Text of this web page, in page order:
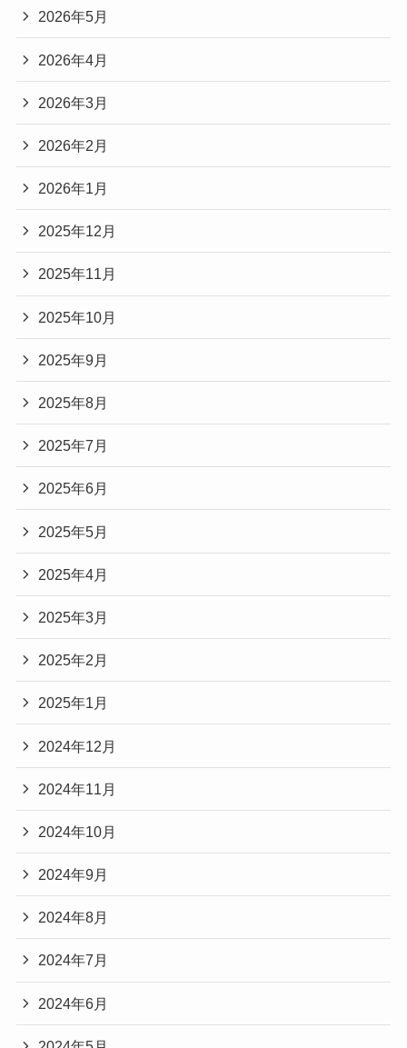
2026年5月
2026年4月
2026年3月
2026年2月
2026年1月
2025年12月
2025年11月
2025年10月
2025年9月
2025年8月
2025年7月
2025年6月
2025年5月
2025年4月
2025年3月
2025年2月
2025年1月
2024年12月
2024年11月
2024年10月
2024年9月
2024年8月
2024年7月
2024年6月